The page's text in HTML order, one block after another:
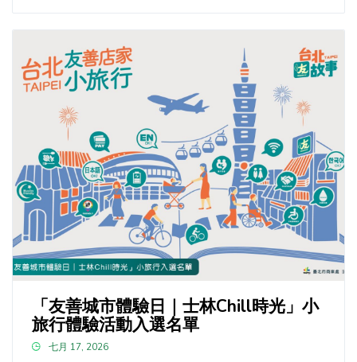
「友善城市體驗日｜士林Chill時光」小
旅行體驗活動入選名單
七月 17, 2026